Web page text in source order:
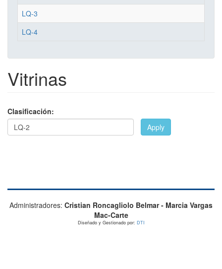
LQ-3
LQ-4
Vitrinas
Clasificación:
Apply
Administradores: Cristian Roncagliolo Belmar - Marcia Vargas
Mac-Carte
Diseñado y Gestionado por: DTI